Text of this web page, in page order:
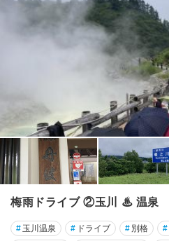
梅雨ドライブ ②玉川 ♨︎ 温泉
# 玉川温泉 # ドライブ # 別格 #